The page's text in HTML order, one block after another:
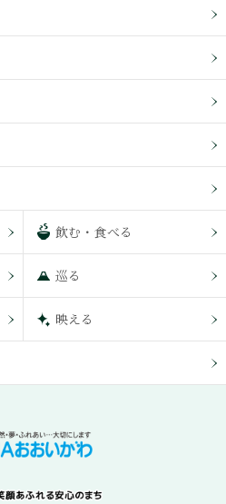
飲む・食べる
巡る
映える